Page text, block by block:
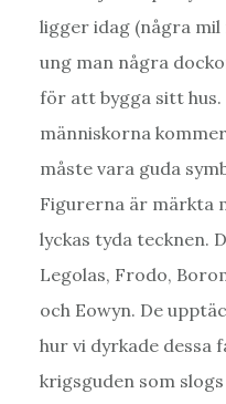
ligger idag (några
ung man några
för att bygga sitt hus.
människorna
måste vara guda
Figurerna är märkta
lyckas tyda tecknen.
Legolas, Frodo,
och Eowyn. De
hur vi dyrkade dessa
krigsguden som